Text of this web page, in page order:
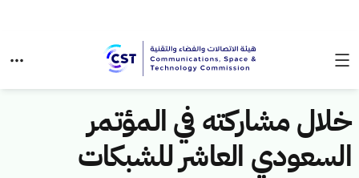
خلال مشاركته في المؤتمر
السعودي العاشر للشبكات